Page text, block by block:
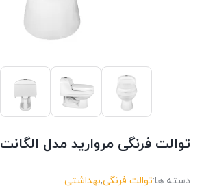
توالت فرنگی مروارید مدل الگانت
دسته ها:توالت فرنگی,بهداشتی